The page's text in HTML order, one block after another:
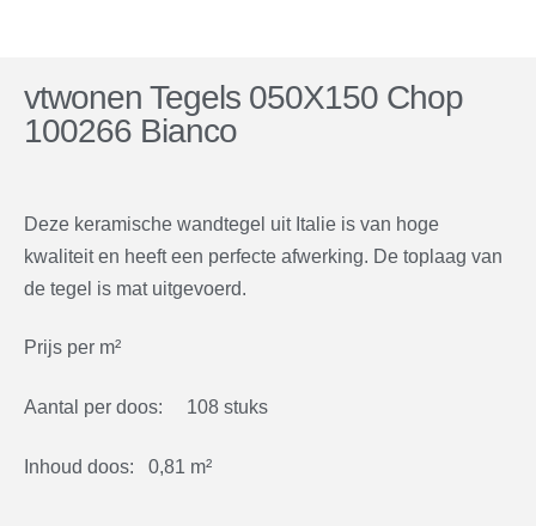
vtwonen Tegels 050X150 Chop
100266 Bianco
Deze keramische wandtegel uit Italie is van hoge
kwaliteit en heeft een perfecte afwerking. De toplaag van
de tegel is mat uitgevoerd.
Prijs per m²
Aantal per doos: 108 stuks
Inhoud doos: 0,81 m²